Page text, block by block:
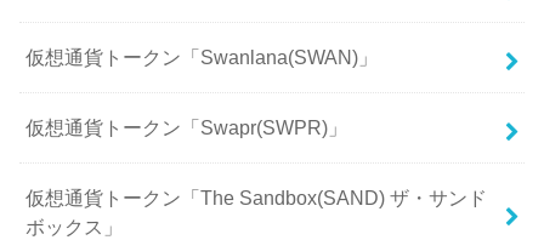
仮想通貨トークン「Swanlana(SWAN)」
仮想通貨トークン「Swapr(SWPR)」
仮想通貨トークン「The Sandbox(SAND) ザ・サンド
ボックス」